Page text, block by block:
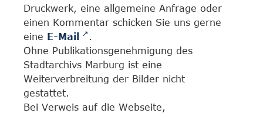
Druckwerk, eine allgemeine Anfrage oder
einen Kommentar schicken Sie uns gerne
eine E-Mail
.
Ohne Publikationsgenehmigung des
Stadtarchivs Marburg ist eine
Weiterverbreitung der Bilder nicht
gestattet.
Bei Verweis auf die Webseite,